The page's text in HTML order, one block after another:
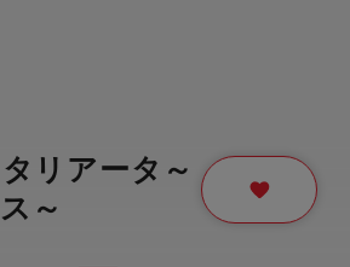
リアータ～
～